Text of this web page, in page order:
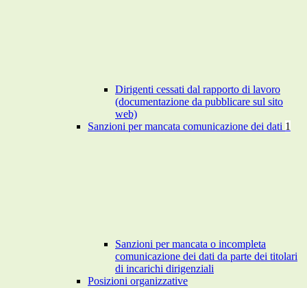
Dirigenti cessati dal rapporto di lavoro
(documentazione da pubblicare sul sito
web)
Sanzioni per mancata comunicazione dei dati 1
Sanzioni per mancata o incompleta
comunicazione dei dati da parte dei titolari
di incarichi dirigenziali
Posizioni organizzative